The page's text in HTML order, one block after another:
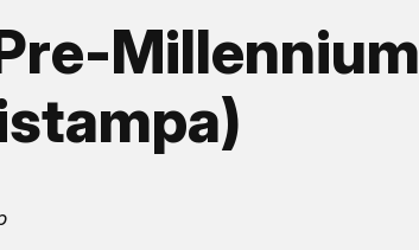
Millennium